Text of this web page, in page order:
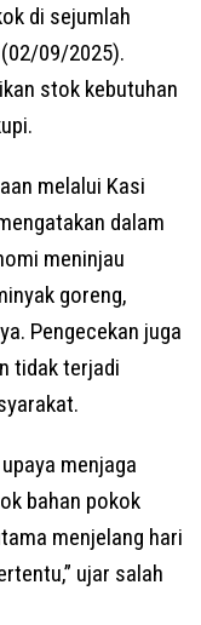
di sejumlah
09/2025).
stok kebutuhan
melalui Kasi
dalam
meninjau
goreng,
Pengecekan juga
tidak terjadi
menjaga
bahan pokok
menjelang hari
ujar salah